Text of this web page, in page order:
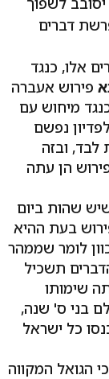
דברים
אלו, כנגד
פירוש אעברה
מיחוש עם
נפשם
לבד, ובזה
הן עתה
שהות ביום
בעת ההיא
לומר שממהר
תשכיל
שימותו
בני ס' שנה,
כל ישראל
כי הגואל המקווה